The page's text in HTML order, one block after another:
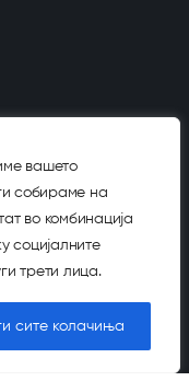
вашето
собираме на
во комбинација
социјалните
трети лица.
сите колачиња